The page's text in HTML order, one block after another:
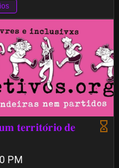
𝐭𝐞𝐫𝐫𝐢𝐭𝐨́𝐫𝐢𝐨 𝐝𝐞
PM